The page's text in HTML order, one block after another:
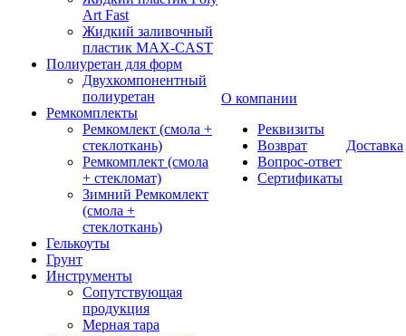
Art Fast
Жидкий заливочный
пластик MAX-CAST
Полиуретан для форм
Двухкомпонентный
полиуретан
Ремкомплекты
Ремкомлект (смола +
стеклоткань)
Ремкомплект (смола
+ стекломат)
Зимний Ремкомлект
(смола +
стеклоткань)
Гелькоуты
Грунт
Инструменты
Сопутствующая
продукция
Мерная тара
О компании
Реквизиты
Возврат
Вопрос-ответ
Сертификаты
Доставка